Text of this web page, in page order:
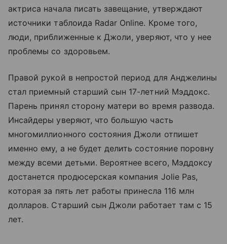
актриса начала писать завещание, утверждают
источники таблоида Radar Online. Кроме того,
люди, приближенные к Джоли, уверяют, что у нее
проблемы со здоровьем.
Правой рукой в непростой период для Анджелины
стал приемный старший сын 17-летний Мэддокс.
Парень принял сторону матери во время развода.
Инсайдеры уверяют, что большую часть
многомиллионного состояния Джоли отпишет
именно ему, а не будет делить состояние поровну
между всеми детьми. Вероятнее всего, Мэддоксу
достанется продюсерская компания Jolie Pas,
которая за пять лет работы принесла 116 млн
долларов. Старший сын Джоли работает там с 15
лет.